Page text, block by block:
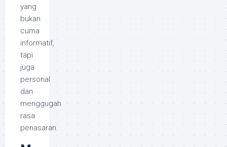
yang
bukan
cuma
informatif,
tapi
juga
personal
dan
menggugah
rasa
penasaran.